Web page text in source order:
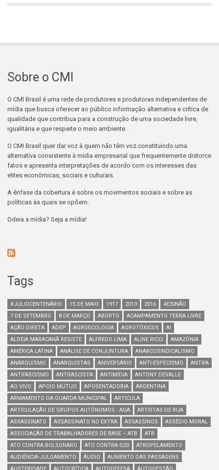
Sobre o CMI
O CMI Brasil é uma rede de produtores e produtoras independentes de
mídia que busca oferecer ao público informação alternativa e crítica de
qualidade que contribua para a construção de uma sociedade livre,
igualitária e que respeite o meio ambiente.
O CMI Brasil quer dar voz à quem não têm voz constituindo uma
alternativa consistente à mídia empresarial que frequentemente distorce
fatos e apresenta interpretações de acordo com os interesses das
elites econômicas, sociais e culturais.
A ênfase da cobertura é sobre os movimentos sociais e sobre as
políticas às quais se opõem.
Odeia a mídia? Seja a mídia!
Tags
#JULIOCENTENÁRIO 15 DE MAIO 1917 2013 2016
4E30NÃO
7 DE SETEMBRO
8 DE MARÇO ABORTO
ACAMPAMENTO TERRA LIVRE
AÇÃO DIRETA
ADEP AGROECOLOGIA AGROTÓXICOS
AI
ALDEIA MARACANÃ RESISTE
ALFREDO LIMA ALINE RICCI
AMAZÔNIA
AMÉRICA LATINA
ANÁLISE DE CONJUNTURA
ANARCOSINDICALISMO
ANARQUISMO
ANARQUISTAS ANIVERSÁRIO ANTI-ESPECISMO
ANTIFA
ANTIFASCISMO
ANTIFASCISTA ANTIMÍDIA
ANTONY DEVALLE
AO VIVO
APOIO MÚTUO APOSENTADORIA
ARGENTINA
ARMAMENTO DA GUARDA MUNICIPAL
ARTICULA
ARTICULAÇÃO DE GRUPOS AUTÔNOMOS - AGA
ARTISTAS DE RUA
ASSASSINATO
ASSASSINATO NO EXTRA ASSASSINOS
ASSÉDIO MORAL
ASSOCIAÇÃO DE TRABALHADORES DE BASE – ATB
ATB
ATO CONTRA BOLSONARO
ATO CONTRA G20
ATROPELAMENTO
AUDIÊNCIA-JULGAMENTO
ÁUDIO
AUMENTO DAS PASSAGENS